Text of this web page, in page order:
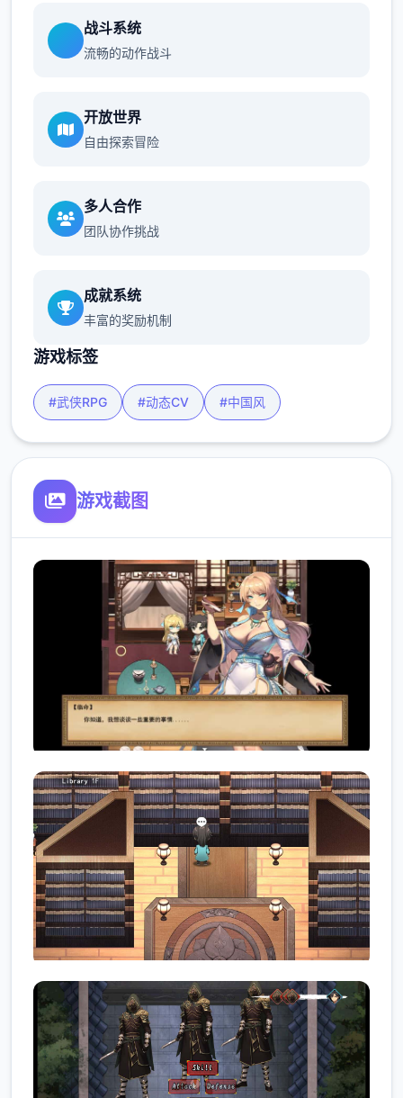
战斗系统
流畅的动作战斗
开放世界
自由探索冒险
多人合作
团队协作挑战
成就系统
丰富的奖励机制
游戏标签
#武侠RPG #动态CV #中国风
游戏截图